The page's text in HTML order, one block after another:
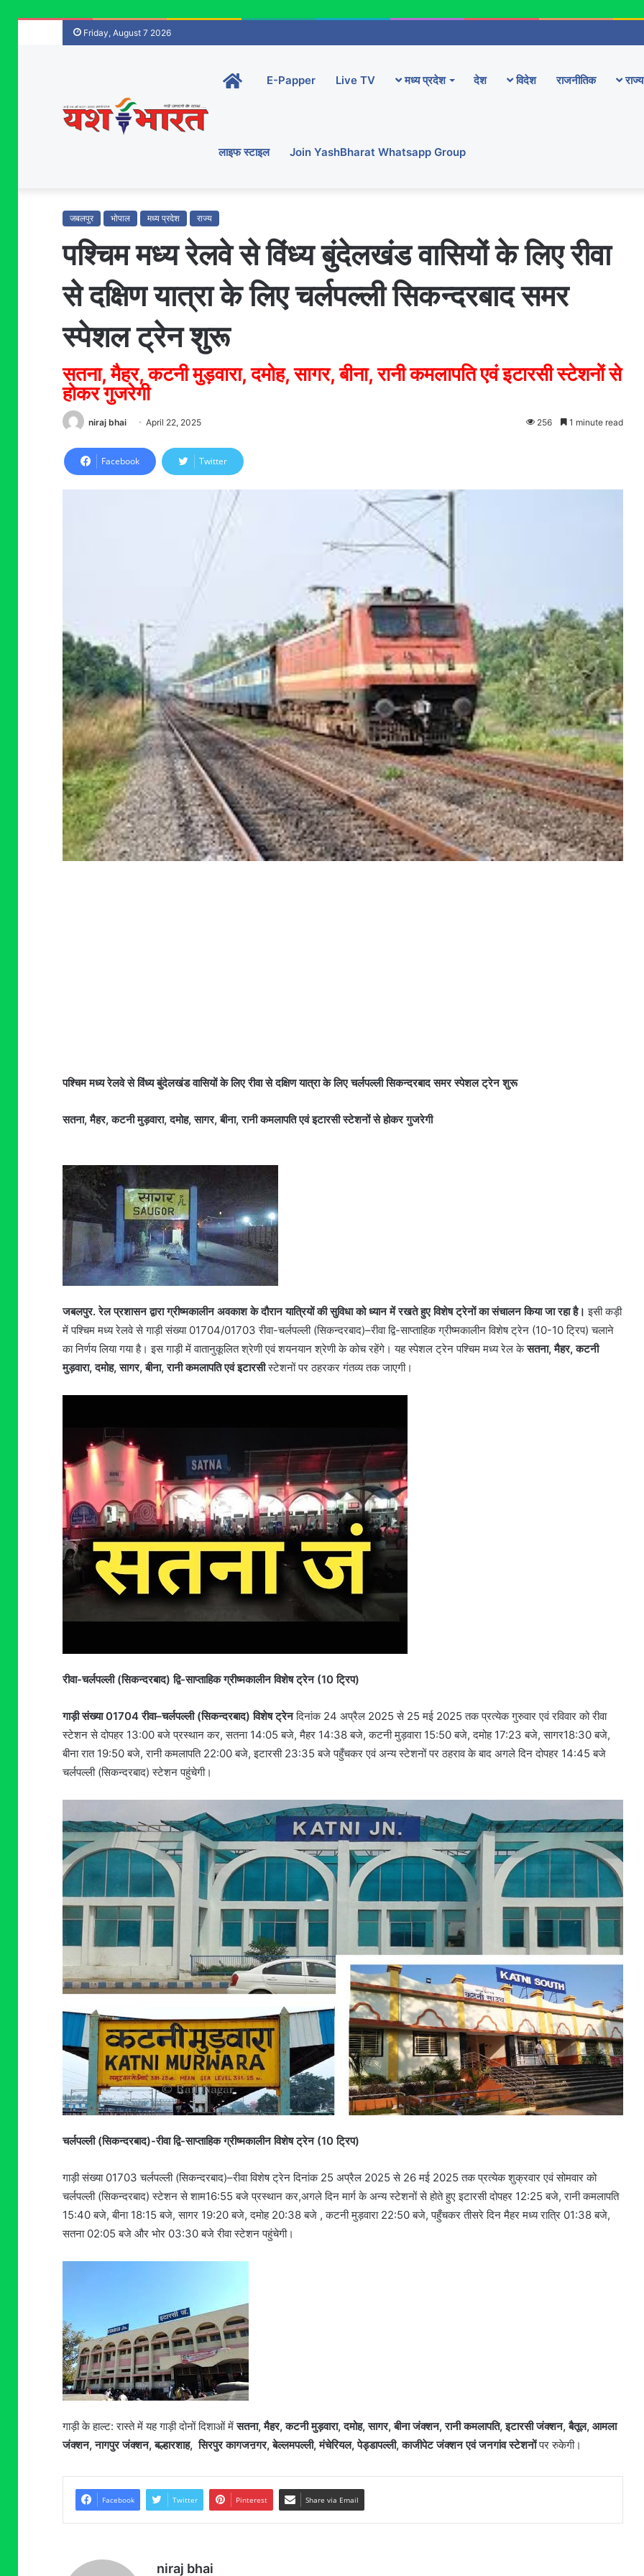
Friday, August 7 2026
Home-
main
E-Papper Live TV मध्य प्रदेश देश विदेश राजनीतिक राज्य
लाइफ स्टाइल Join YashBharat Whatsapp Group
जबलपुर भोपाल मध्य प्रदेश राज्य
पश्चिम मध्य रेलवे से विंध्य बुंदेलखंड वासियों के लिए रीवा
से दक्षिण यात्रा के लिए चर्लपल्ली सिकन्दरबाद समर
स्पेशल ट्रेन शुरू
सतना, मैहर, कटनी मुड़वारा, दमोह, सागर, बीना, रानी कमलापति एवं इटारसी स्टेशनों से
होकर गुजरेगी
niraj bhai April 22, 2025 256 1 minute read
Facebook Twitter
पश्चिम मध्य रेलवे से विंध्य बुंदेलखंड वासियों के लिए रीवा से दक्षिण यात्रा के लिए चर्लपल्ली सिकन्दरबाद समर स्पेशल ट्रेन शुरू
सतना, मैहर, कटनी मुड़वारा, दमोह, सागर, बीना, रानी कमलापति एवं इटारसी स्टेशनों से होकर गुजरेगी
जबलपुर. रेल प्रशासन द्वारा ग्रीष्मकालीन अवकाश के दौरान यात्रियों की सुविधा को ध्यान में रखते हुए विशेष ट्रेनों का संचालन किया जा रहा है। इसी कड़ी
में पश्चिम मध्य रेलवे से गाड़ी संख्या 01704/01703 रीवा-चर्लपल्ली (सिकन्दरबाद)–रीवा द्वि-साप्ताहिक ग्रीष्मकालीन विशेष ट्रेन (10-10 ट्रिप) चलाने
का निर्णय लिया गया है। इस गाड़ी में वातानुकूलित श्रेणी एवं शयनयान श्रेणी के कोच रहेंगे। यह स्पेशल ट्रेन पश्चिम मध्य रेल केसतना, मैहर, कटनी
मुड़वारा, दमोह, सागर, बीना, रानी कमलापति एवं इटारसीस्टेशनों पर ठहरकर गंतव्य तक जाएगी।
रीवा-चर्लपल्ली (सिकन्दरबाद) द्वि-साप्ताहिक ग्रीष्मकालीन विशेष ट्रेन (10 ट्रिप)
गाड़ी संख्या 01704 रीवा–चर्लपल्ली (सिकन्दरबाद) विशेष ट्रेनदिनांक 24 अप्रैल 2025 से 25 मई 2025 तक प्रत्येक गुरुवार एवं रविवार को रीवा
स्टेशन से दोपहर 13:00 बजे प्रस्थान कर, सतना 14:05 बजे, मैहर 14:38 बजे, कटनी मुड़वारा 15:50 बजे, दमोह 17:23 बजे, सागर18:30 बजे,
बीना रात 19:50 बजे, रानी कमलापति 22:00 बजे, इटारसी 23:35 बजे पहुँचकर एवं अन्य स्टेशनों पर ठहराव के बाद अगले दिन दोपहर 14:45 बजे
चर्लपल्ली (सिकन्दरबाद) स्टेशन पहुंचेगी।
चर्लपल्ली (सिकन्दरबाद)-रीवा द्वि-साप्ताहिक ग्रीष्मकालीन विशेष ट्रेन (10 ट्रिप)
गाड़ी संख्या 01703 चर्लपल्ली (सिकन्दरबाद)–रीवा विशेष ट्रेन दिनांक 25 अप्रैल 2025 से 26 मई 2025 तक प्रत्येक शुक्रवार एवं सोमवार को
चर्लपल्ली (सिकन्दरबाद) स्टेशन से शाम16:55 बजे प्रस्थान कर,अगले दिन मार्ग के अन्य स्टेशनों से होते हुए इटारसी दोपहर 12:25 बजे, रानी कमलापति
15:40 बजे, बीना 18:15 बजे, सागर 19:20 बजे, दमोह 20:38 बजे , कटनी मुड़वारा 22:50 बजे, पहुँचकर तीसरे दिन मैहर मध्य रात्रि 01:38 बजे,
सतना 02:05 बजे और भोर 03:30 बजे रीवा स्टेशन पहुंचेगी।
गाड़ी के हाल्ट: रास्ते में यह गाड़ी दोनों दिशाओं मेंसतना, मैहर, कटनी मुड़वारा, दमोह, सागर, बीना जंक्शन, रानी कमलापति, इटारसी जंक्शन, बैतूल, आमला
जंक्शन, नागपुर जंक्शन, बल्हारशाह, सिरपुर कागजऩगर, बेल्लमपल्ली, मंचेरियल, पेड्डापल्ली, काजीपेट जंक्शन एवं जनगांव स्टेशनोंपर रुकेगी।
Facebook Twitter Pinterest Share via Email
niraj bhai